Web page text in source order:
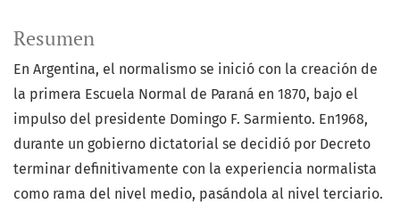
Resumen
En Argentina, el normalismo se inició con la creación de
la primera Escuela Normal de Paraná en 1870, bajo el
impulso del presidente Domingo F. Sarmiento. En1968,
durante un gobierno dictatorial se decidió por Decreto
terminar definitivamente con la experiencia normalista
como rama del nivel medio, pasándola al nivel terciario.